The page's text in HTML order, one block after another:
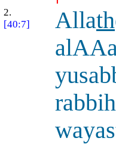
2.
[40:7]
Allath